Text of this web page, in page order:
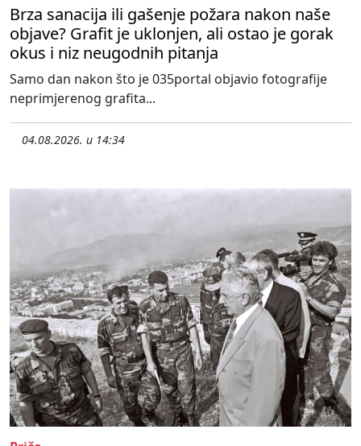
Brza sanacija ili gašenje požara nakon naše
objave? Grafit je uklonjen, ali ostao je gorak
okus i niz neugodnih pitanja
Samo dan nakon što je 035portal objavio fotografije
neprimjerenog grafita...
04.08.2026. u 14:34